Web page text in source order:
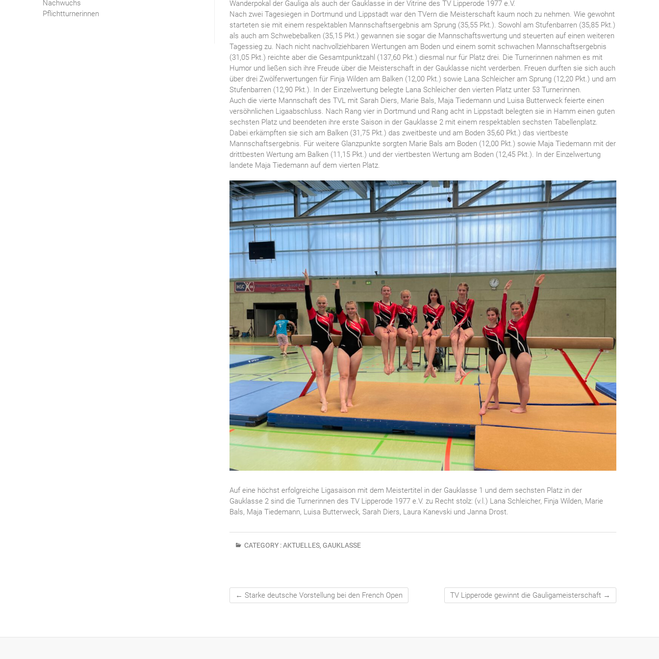
Wanderpokal der Gauliga als auch der Gauklasse in der Vitrine des TV Lipperode 1977 e.V.
Nach zwei Tagesiegen in Dortmund und Lippstadt war den TVern die Meisterschaft kaum noch zu nehmen. Wie gewohnt
starteten sie mit einem respektablen Mannschaftsergebnis am Sprung (35,55 Pkt.). Sowohl am Stufenbarren (35,85 Pkt.)
als auch am Schwebebalken (35,15 Pkt.) gewannen sie sogar die Mannschaftswertung und steuerten auf einen weiteren
Tagessieg zu. Nach nicht nachvollziehbaren Wertungen am Boden und einem somit schwachen Mannschaftsergebnis
(31,05 Pkt.) reichte aber die Gesamtpunktzahl (137,60 Pkt.) diesmal nur für Platz drei. Die Turnerinnen nahmen es mit
Humor und ließen sich ihre Freude über die Meisterschaft in der Gauklasse nicht verderben. Freuen durften sie sich auch
über drei Zwölferwertungen für Finja Wilden am Balken (12,00 Pkt.) sowie Lana Schleicher am Sprung (12,20 Pkt.) und am
Stufenbarren (12,90 Pkt.). In der Einzelwertung belegte Lana Schleicher den vierten Platz unter 53 Turnerinnen.
Auch die vierte Mannschaft des TVL mit Sarah Diers, Marie Bals, Maja Tiedemann und Luisa Butterweck feierte einen
versöhnlichen Ligaabschluss. Nach Rang vier in Dortmund und Rang acht in Lippstadt belegten sie in Hamm einen guten
sechsten Platz und beendeten ihre erste Saison in der Gauklasse 2 mit einem respektablen sechsten Tabellenplatz.
Dabei erkämpften sie sich am Balken (31,75 Pkt.) das zweitbeste und am Boden 35,60 Pkt.) das viertbeste
Mannschaftsergebnis. Für weitere Glanzpunkte sorgten Marie Bals am Boden (12,00 Pkt.) sowie Maja Tiedemann mit der
drittbesten Wertung am Balken (11,15 Pkt.) und der viertbesten Wertung am Boden (12,45 Pkt.). In der Einzelwertung
landete Maja Tiedemann auf dem vierten Platz.
Auf eine höchst erfolgreiche Ligasaison mit dem Meistertitel in der Gauklasse 1 und dem sechsten Platz in der
Gauklasse 2 sind die Turnerinnen des TV Lipperode 1977 e.V. zu Recht stolz: (v.l.) Lana Schleicher, Finja Wilden, Marie
Bals, Maja Tiedemann, Luisa Butterweck, Sarah Diers, Laura Kanevski und Janna Drost.
CATEGORY :AKTUELLES, GAUKLASSE
← Starke deutsche Vorstellung bei den French Open TV Lipperode gewinnt die Gauligameisterschaft →
Nachwuchs
Pflichtturnerinnen